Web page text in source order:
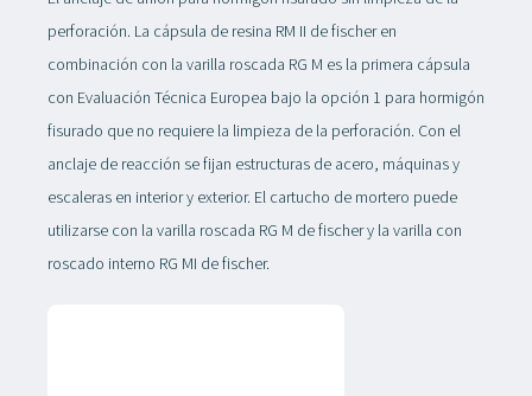
perforación. La cápsula de resina RM II de fischer en
combinación con la varilla roscada RG M es la primera cápsula
con Evaluación Técnica Europea bajo la opción 1 para hormigón
fisurado que no requiere la limpieza de la perforación. Con el
anclaje de reacción se fijan estructuras de acero, máquinas y
escaleras en interior y exterior. El cartucho de mortero puede
utilizarse con la varilla roscada RG M de fischer y la varilla con
roscado interno RG MI de fischer.